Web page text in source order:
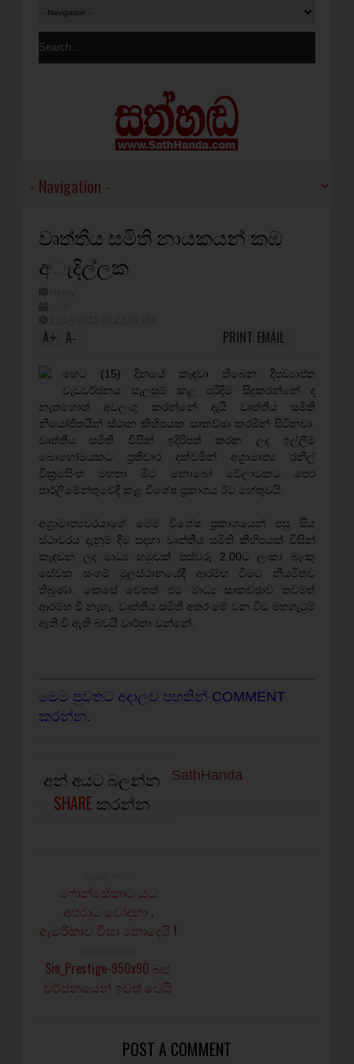
වෘත්තීය සමිති නායකයන් කඹ
අැදිල්ලක
A+ A- EMAIL
PRINT
හෙට (15) දිනයේ කැඳවා තිබෙන දීපව්‍යාප්ත
වැඩවර්ජනය සැලසුම් කළ පරිදිම සිදුකරන්නේ ද
නැතහොත් අවලංගු කරන්නේ දැයි වෘත්තීය සමිති
නියෝජිතයින් ස්ථාන කිහිපයක සාකච්ඡා කරමින් සිටිනවා.
වෘත්තීය සමිති විසින් ඉදිරිපත් කරන ලද ඉල්ලීම්
බොහෝමයකට ප‍්‍රතිචාර දක්වමින් අග‍්‍රාමාත්‍ය රනිල්
වික‍්‍රමසිංහ මහතා මීට නොබෝ වේලාවකට පෙර
පාර්ලිමේන්තුවේදී කළ විශේෂ ප‍්‍රකාශය ඊට හේතුවයි.
අග‍්‍රාමාත්‍යවරයාගේ මෙම විශේෂ ප‍්‍රකාශයෙන් පසු සිය
ස්ථාවරය දැනුම් දීම සඳහා වෘත්තීය සමිති කිහිපයක් විසින්
කැඳවන ලද මාධ්‍ය හමුවක් පස්වරු 2.00ට ලංකා බැංකු
සේවක සංගම් මූලස්ථානයේදී ආරම්භ වීමට නියමිතව
තිබුණා. කෙසේ වෙතත් එම මාධ්‍ය සාකච්ඡාව තවමත්
ආරම්භ වී නැහැ. වෘත්තීය සමිති අතර මේ වන විට මතගැටුම්
ඇති වී ඇති බවයි වාර්තා වන්නේ.
මෙම පුවතට අදාලව පහතින් COMMENT
කරන්න.
අන් අයට බලන්න
SHARE කරන්න
SathHanda
ෆොන්සේකාට යුධ
අපරාධ චෝදනා ,
ඇමරිකාව වීසා නොදෙයි !
Sin_Prestige-950x90 බස්
වර්ජනයෙන් ඉවත් වෙයි
POST A COMMENT